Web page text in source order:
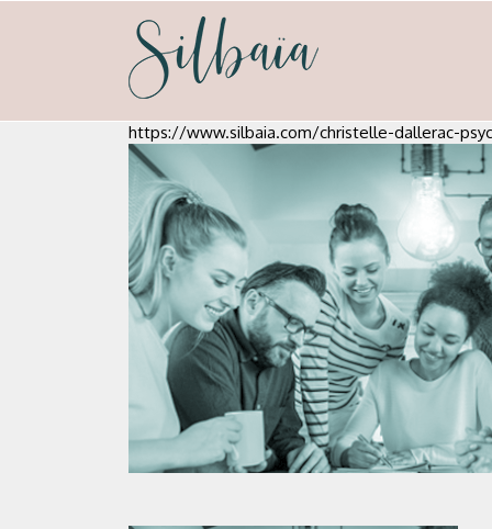
silbaia
https://www.silbaia.com/christelle-dallerac-